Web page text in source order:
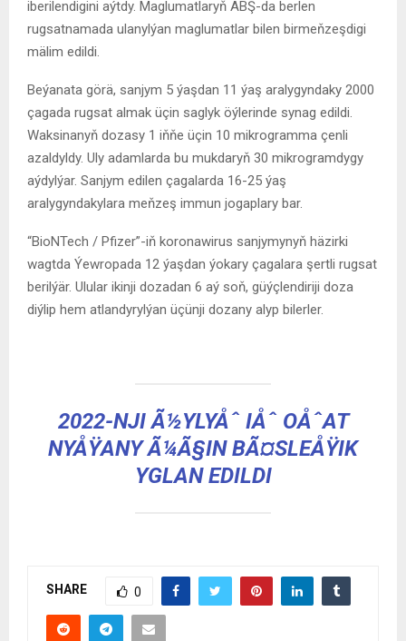
iberilendigini aýtdy. Maglumatlaryň ABŞ-da berlen
rugsatnamada ulanylýan maglumatlar bilen birmeňzeşdigi
mälim edildi.
Beýanata görä, sanjym 5 ýaşdan 11 ýaş aralygyndaky 2000
çagada rugsat almak üçin saglyk öýlerinde synag edildi.
Waksinanyň dozasy 1 iňňe üçin 10 mikrogramma çenli
azaldyldy. Uly adamlarda bu mukdaryň 30 mikrogramdygy
aýdylýar. Sanjym edilen çagalarda 16-25 ýaş
aralygyndakylara meňzeş immun jogaplary bar.
“BioNTech / Pfizer”-iň koronawirus sanjymynyň häzirki
wagtda Ýewropada 12 ýaşdan ýokary çagalara şertli rugsat
berilýär. Ulular ikinji dozadan 6 aý soň, güýçlendiriji doza
diýlip hem atlandyrylýan üçünji dozany alyp bilerler.
2022-NJI Ã½YLYÅˆ IÅˆ OÅˆAT
NYÅŸANY Ã¼Ã§IN BÃ¤SLEÅŸIK
YGLAN EDILDI
SHARE 0